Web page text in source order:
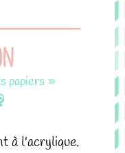
papiers »
à l'acrylique.